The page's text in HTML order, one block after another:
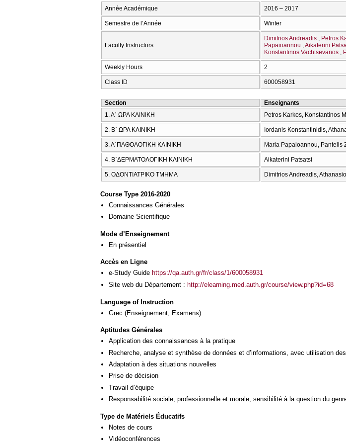
Année Académique 2016 – 2017
Semestre de l’Année Winter
Faculty Instructors
Dimitrios Andreadis Petros
Papaioannou
Aikaterini
Konstantinos Vachtsevanos
Weekly Hours 2
Class ID 600058931
Section
Enseignants
1. Α΄ ΩΡΛ ΚΛΙΝΙΚΗ
Petros Karkos, Konstantinos
2. Β΄ ΩΡΛ ΚΛΙΝΙΚΗ Iordanis Konstantinidis,
3. Α΄ΠΑΘΟΛΟΓΙΚΗ ΚΛΙΝΙΚΗ Maria Papaioannou, Pantelis
4. Β΄ΔΕΡΜΑΤΟΛΟΓΙΚΗ ΚΛΙΝΙΚΗ Aikaterini Patsatsi
5. ΟΔΟΝΤΙΑΤΡΙΚΟ ΤΜΗΜΑ Dimitrios Andreadis,
Course Type 2016-2020
Connaissances Générales
Domaine Scientifique
Mode d’Enseignement
En présentiel
Accès en Ligne
e-Study Guide https://qa.auth.gr/fr/class/1/600058931
Site web du Département : http://elearning.med.auth.gr/course/view.php?id=68
Language of Instruction
Grec (Enseignement, Examens)
Aptitudes Générales
Application des connaissances à la pratique
Recherche, analyse et synthèse de données et d’informations, avec utilisation
Adaptation à des situations nouvelles
Prise de décision
Travail d’équipe
Responsabilité sociale, professionnelle et morale, sensibilité à la question du
Type de Matériels Éducatifs
Notes de cours
Vidéoconférences